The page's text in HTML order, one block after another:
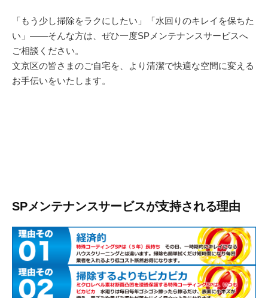
「もう少し掃除をラクにしたい」「水回りのキレイを保ちた
い」――そんな方は、ぜひ一度SPメンテナンスサービスへ
ご相談ください。
文京区の皆さまのご自宅を、より清潔で快適な空間に変える
お手伝いをいたします。
SPメンテナンスサービスが支持される理由